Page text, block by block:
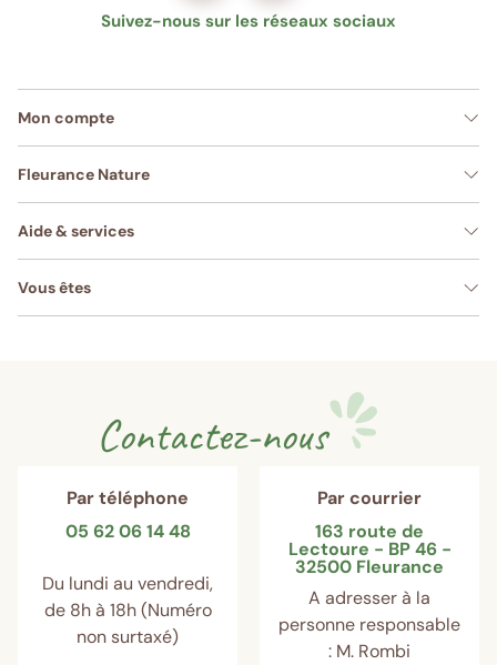
Suivez-nous sur les réseaux sociaux
Mon compte
Fleurance Nature
Aide & services
Vous êtes
Contactez-nous
Par téléphone
05 62 06 14 48
Du lundi au vendredi,
de 8h à 18h (Numéro
non surtaxé)
Par courrier
163 route de
Lectoure - BP 46 -
32500 Fleurance
A adresser à la
personne responsable
: M. Rombi